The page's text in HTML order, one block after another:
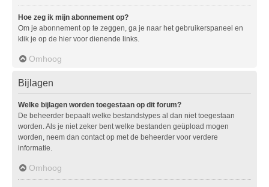
Hoe zeg ik mijn abonnement op?
Om je abonnement op te zeggen, ga je naar het gebruikerspaneel en
klik je op de hier voor dienende links.
Omhoog
Bijlagen
Welke bijlagen worden toegestaan op dit forum?
De beheerder bepaalt welke bestandstypes al dan niet toegestaan
worden. Als je niet zeker bent welke bestanden geüpload mogen
worden, neem dan contact op met de beheerder voor verdere
informatie.
Omhoog